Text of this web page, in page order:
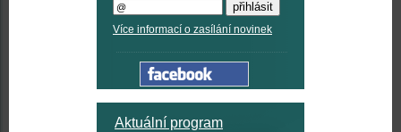
Více informací o zasílání novinek
Aktuální program